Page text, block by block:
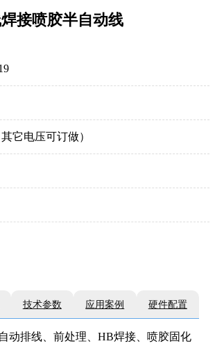
接喷胶半自动线
它电压可订做）
技术参数 应用案例 硬件配置
动排线、前处理、HB焊接、喷胶固化